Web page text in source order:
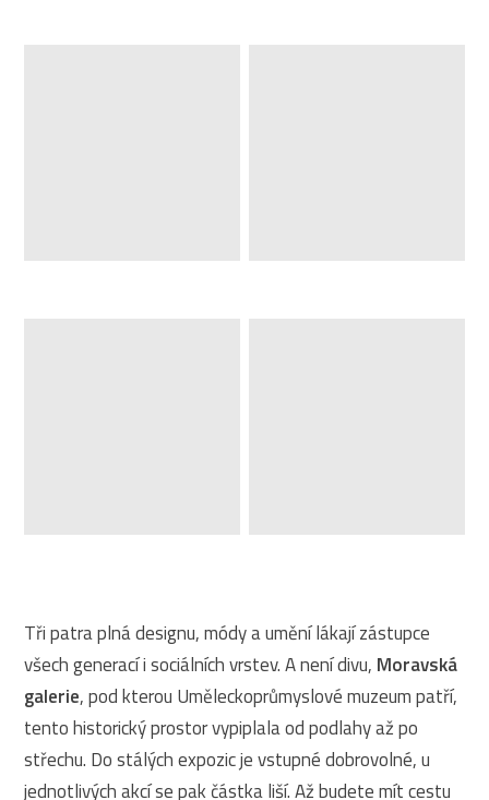
Tři patra plná designu, módy a umění lákají zástupce
všech generací i sociálních vrstev. A není divu, Moravská
galerie, pod kterou Uměleckoprůmyslové muzeum patří,
tento historický prostor vypiplala od podlahy až po
střechu. Do stálých expozic je vstupné dobrovolné, u
jednotlivých akcí se pak částka liší. Až budete mít cestu